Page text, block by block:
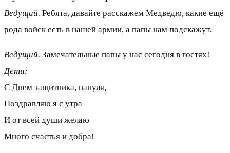
Ведущий. Ребята, давайте расскажем Медведю, какие ещё
рода войск есть в нашей армии, а папы нам подскажут.
Ведущий. Замечательные папы у нас сегодня в гостях!
Дети:
С Днем защитника, папуля,
Поздравляю я с утра
И от всей души желаю
Много счастья и добра!